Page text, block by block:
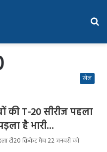
खेल
की T-20 सीरीज पहला
है भारी…
टी20 क्रिकेट मैच 22 जनवरी को